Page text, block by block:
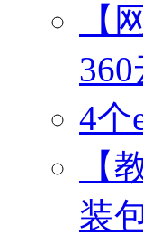
【
4个
【
装